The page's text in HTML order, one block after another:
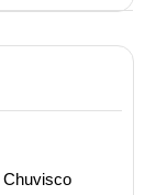
Chuvisco